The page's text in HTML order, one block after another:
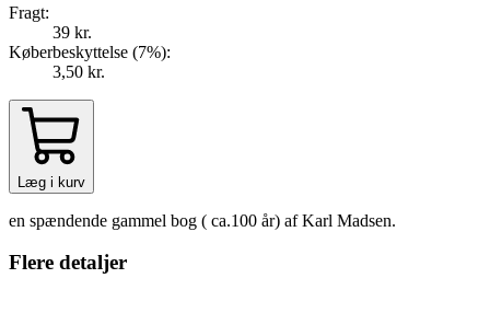
Fragt:
39 kr.
Køberbeskyttelse (7%):
3,50 kr.
Læg i kurv
en spændende gammel bog ( ca.100 år) af Karl Madsen.
Flere detaljer